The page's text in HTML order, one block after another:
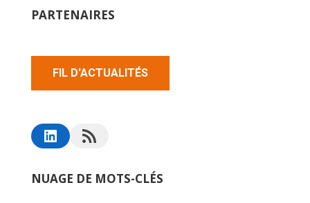
PARTENAIRES
FIL D'ACTUALITÉS
NUAGE DE MOTS-CLÉS